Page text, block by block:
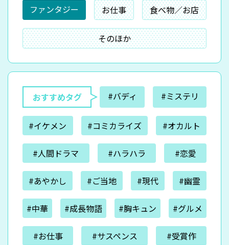
ファンタジー お仕事 食べ物／お店
そのほか
おすすめタグ #バディ #ミステリ
#イケメン #コミカライズ #オカルト
#人間ドラマ #ハラハラ #恋愛
#あやかし #ご当地 #現代 #幽霊
#中華 #成長物語 #胸キュン #グルメ
#お仕事 #サスペンス #受賞作